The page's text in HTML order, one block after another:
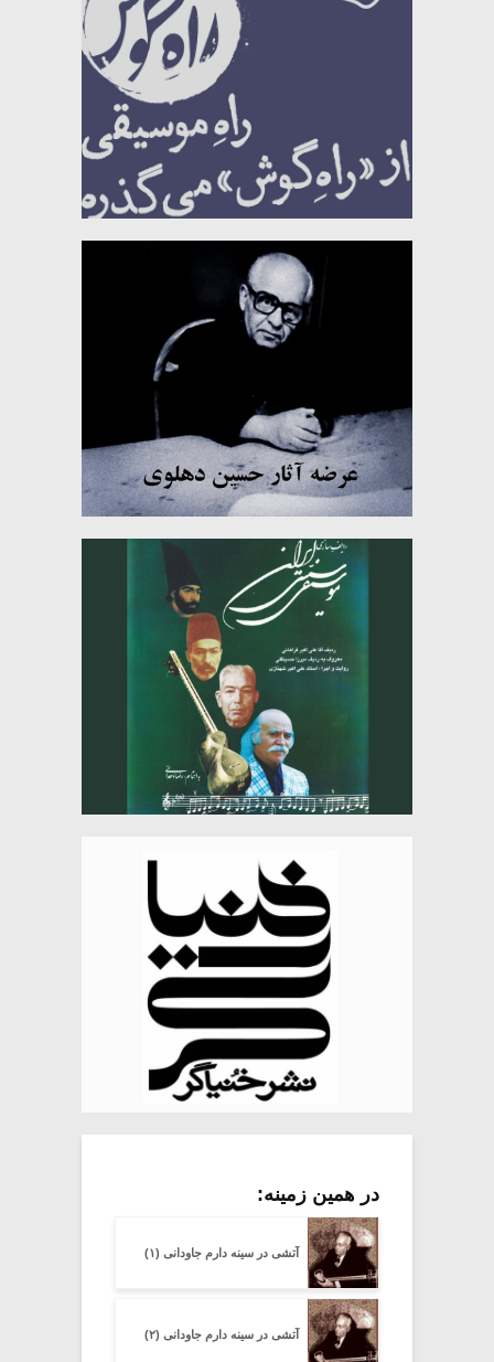
در همین زمینه:
آتشی در سینه دارم جاودانی (۱)
آتشی در سینه دارم جاودانی (۲)